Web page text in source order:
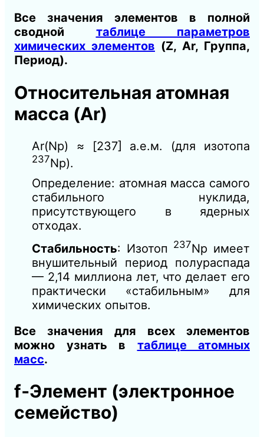
Все значения элементов в полной
сводной таблице параметров
химических элементов (Z, Ar, Группа,
Период).
Относительная атомная
масса (Ar)
Ar(Np) ≈ [237] а.е.м. (для изотопа
237Np).
Определение: атомная масса самого
стабильного нуклида,
присутствующего в ядерных
отходах.
Стабильность: Изотоп 237Np имеет
внушительный период полураспада
— 2,14 миллиона лет, что делает его
практически «стабильным» для
химических опытов.
Все значения для всех элементов
можно узнать в таблице атомных
масс.
f‑Элемент (электронное
семейство)